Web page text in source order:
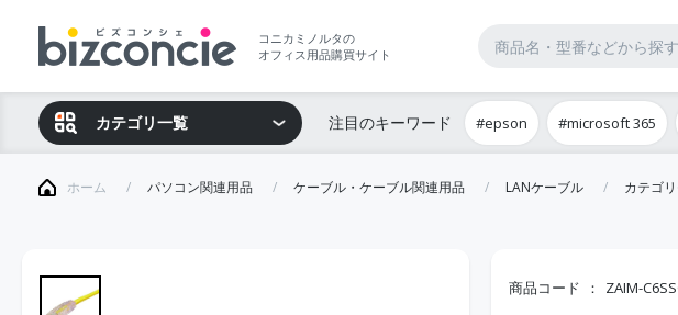
コニカミノルタの
オフィス用品購買サイト
カテゴリ一覧 注目のキーワード #epson #microsoft 365
ホーム パソコン関連用品 ケーブル・ケーブル関連用品 LANケーブル カテゴ
商品コード ZAIM-